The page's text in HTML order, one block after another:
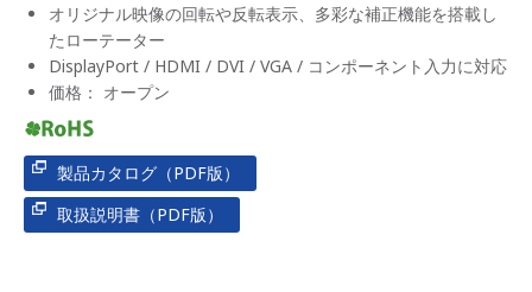
オリジナル映像の回転や反転表示、多彩な補正機能を搭載し
たローテーター
DisplayPort / HDMI / DVI / VGA / コンポーネント入力に対応
価格： オープン
製品カタログ（PDF版）
取扱説明書（PDF版）